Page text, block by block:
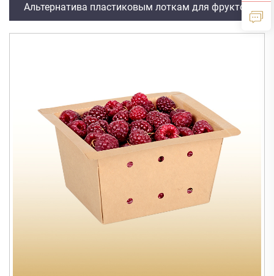
Альтернатива пластиковым лоткам для фруктов